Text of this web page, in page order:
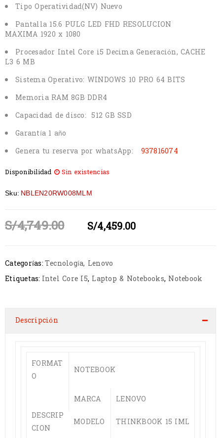
Tipo Operatividad(NV) Nuevo
Pantalla 15.6 PULG LED FHD RESOLUCION
MAXIMA 1920 x 1080
Procesador Intel Core i5 Decima Generación, CACHE
L3 6 MB
Sistema Operativo: WINDOWS 10 PRO 64 BITS
Memoria RAM 8GB DDR4
Capacidad de disco: 512 GB SSD
Garantía 1 año
Genera tu reserva por whatsApp: 937816074
Disponibilidad Sin existencias
Sku: NBLEN20RW008MLM
S/4,749.00 S/4,459.00
Categorías:Tecnología, Lenovo
Etiquetas: Intel Core I5, Laptop & Notebooks, Notebook
Descripción
FORMAT
O
NOTEBOOK
DESCRIP
CION
MARCA
LENOVO
MODELO
THINKBOOK 15 IML